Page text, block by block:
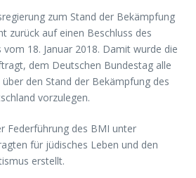
zum Stand der Bekämpfung
zurück auf einen Beschluss des
18. Januar 2018. Damit wurde die
dem Deutschen Bundestag alle
den Stand der Bekämpfung des
vorzulegen.
Federführung des BMI unter
für jüdisches Leben und den
erstellt.